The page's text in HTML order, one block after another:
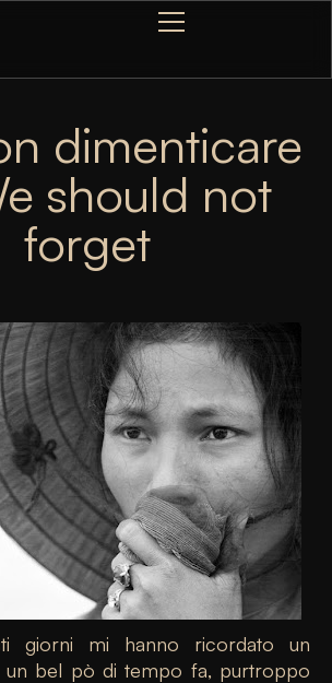
dimenticare
should not
forget
giorni mi hanno ricordato un
un bel pò di tempo fa, purtroppo